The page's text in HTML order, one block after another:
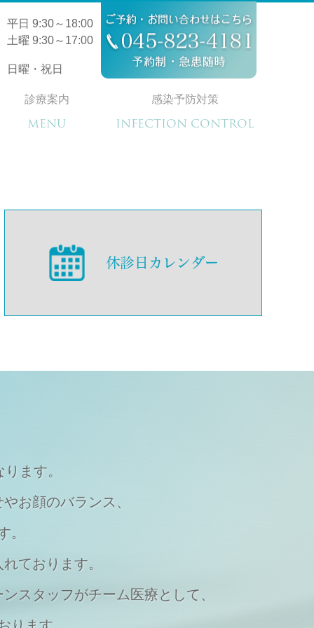
平日 9:30～18:00
土曜 9:30～17:00
日曜・祝日
診療案内
MENU
感染予防対策
INFECTION CONTROL
ます。
お顔のバランス、
。
ております。
スタッフがチーム医療として、